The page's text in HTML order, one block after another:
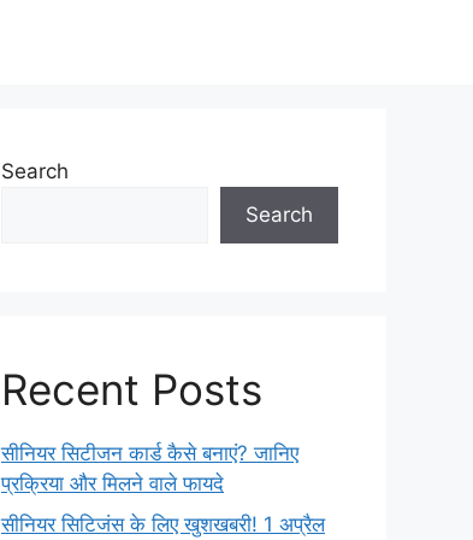
Search
Search
Recent Posts
सीनियर सिटीजन कार्ड कैसे बनाएं? जानिए
प्रक्रिया और मिलने वाले फायदे
सीनियर सिटिजंस के लिए खुशखबरी! 1 अप्रैल